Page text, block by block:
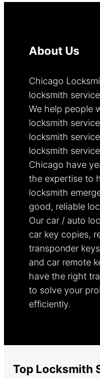
About Us
Chicago
locksmith
We help people
locksmith
locksmith
locksmith
Chicago have
the expertise to
locksmith
good, reliable
Our car / auto
car key copies,
transponder
and car remote
have the right
to solve your
efficiently.
Top Locksmith